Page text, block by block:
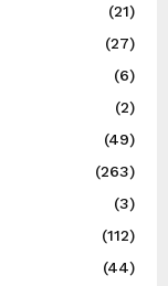
(21)
(27)
(6)
(2)
(49)
(263)
(3)
(112)
(44)